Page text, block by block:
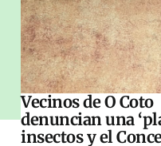
Vecinos de O Coto
denuncian una
insectos y el